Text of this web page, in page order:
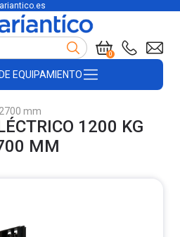
0
EQUIPAMIENTO
para carretillas
de almacén
plástico y madera
Encofrado
mm
1200 KG
MM